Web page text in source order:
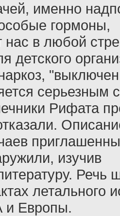
именно
гормоны,
в любой
детского
серьезным
Рифата
изучив
Речь
летального
и Европы.